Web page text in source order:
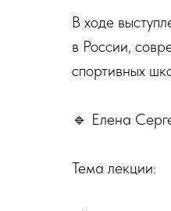
В ходе
в России,
спортивных
🔹 Елена
Тема лекции: